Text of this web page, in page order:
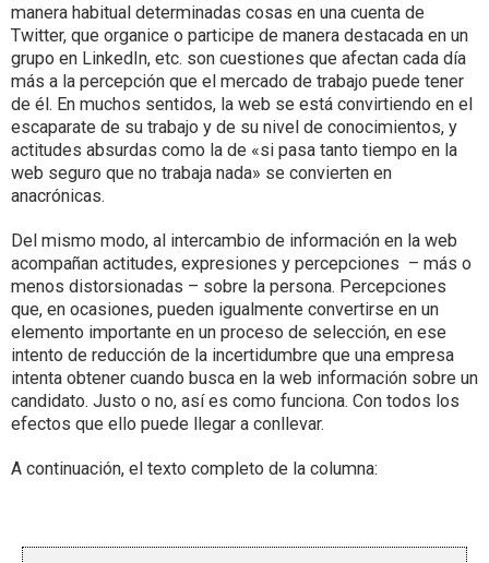
manera habitual determinadas cosas en una cuenta de
Twitter, que organice o participe de manera destacada en un
grupo en LinkedIn, etc. son cuestiones que afectan cada día
más a la percepción que el mercado de trabajo puede tener
de él. En muchos sentidos, la web se está convirtiendo en el
escaparate de su trabajo y de su nivel de conocimientos, y
actitudes absurdas como la de «si pasa tanto tiempo en la
web seguro que no trabaja nada» se convierten en
anacrónicas.
Del mismo modo, al intercambio de información en la web
acompañan actitudes, expresiones y percepciones – más o
menos distorsionadas – sobre la persona. Percepciones
que, en ocasiones, pueden igualmente convertirse en un
elemento importante en un proceso de selección, en ese
intento de reducción de la incertidumbre que una empresa
intenta obtener cuando busca en la web información sobre un
candidato. Justo o no, así es como funciona. Con todos los
efectos que ello puede llegar a conllevar.
A continuación, el texto completo de la columna: